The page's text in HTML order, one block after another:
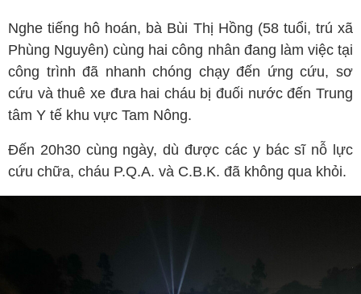
Nghe tiếng hô hoán, bà Bùi Thị Hồng (58 tuổi, trú xã
Phùng Nguyên) cùng hai công nhân đang làm việc tại
công trình đã nhanh chóng chạy đến ứng cứu, sơ
cứu và thuê xe đưa hai cháu bị đuối nước đến Trung
tâm Y tế khu vực Tam Nông.
Đến 20h30 cùng ngày, dù được các y bác sĩ nỗ lực
cứu chữa, cháu P.Q.A. và C.B.K. đã không qua khỏi.